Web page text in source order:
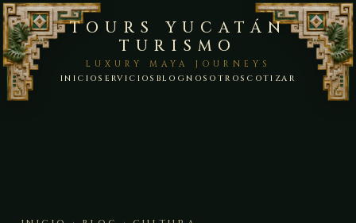
TOURS YUCATÁN
TURISMO
LUXURY MAYA JOURNEYS
INICIO SERVICIOS BLOGNOSOTROS COTIZAR